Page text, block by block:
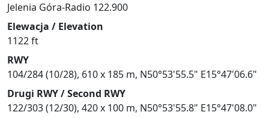
Jelenia Góra-Radio 122.900
Elewacja / Elevation
1122 ft
RWY
104/284 (10/28), 610 x 185 m, N50°53'55.5" E15°47'06.6"
Drugi RWY / Second RWY
122/303 (12/30), 420 x 100 m, N50°53'55.8" E15°47'08.0"